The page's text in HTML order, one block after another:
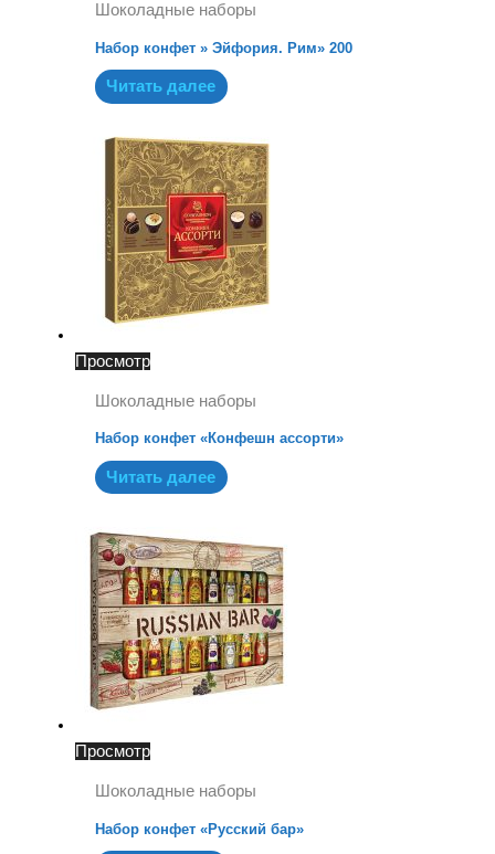
Шоколадные наборы
Набор конфет » Эйфория. Рим» 200
Читать далее
Просмотр
Шоколадные наборы
Набор конфет «Конфешн ассорти»
Читать далее
Просмотр
Шоколадные наборы
Набор конфет «Русский бар»